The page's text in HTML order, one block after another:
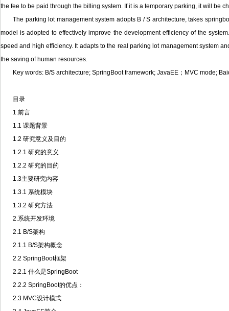
the fee to be paid through the billing system. If it is a temporary parking, it will be
The parking lot management system adopts B / S architecture, takes
model is adopted to effectively improve the development efficiency of the
speed and high efficiency. It adapts to the real parking lot management system
the saving of human resources.
Key words: B/S architecture; SpringBoot framework; JavaEE；MVC mode;
目录
1.前言
1.1 课题背景
1.2 研究意义及目的
1.2.1 研究的意义
1.2.2 研究的目的
1.3主要研究内容
1.3.1 系统模块
1.3.2 研究方法
2.系统开发环境
2.1 B/S架构
2.1.1 B/S架构概念
2.2 SpringBoot框架
2.2.1 什么是SpringBoot
2.2.2 SpringBoot的优点：
2.3 MVC设计模式